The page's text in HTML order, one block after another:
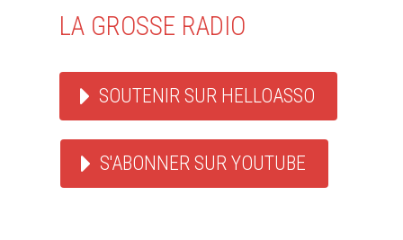
LA GROSSE RADIO
SOUTENIR SUR HELLOASSO
S'ABONNER SUR YOUTUBE